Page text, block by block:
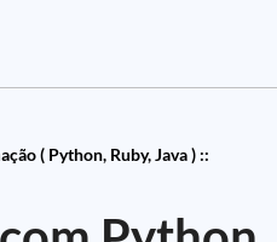
( Python, Ruby, Java ) ::